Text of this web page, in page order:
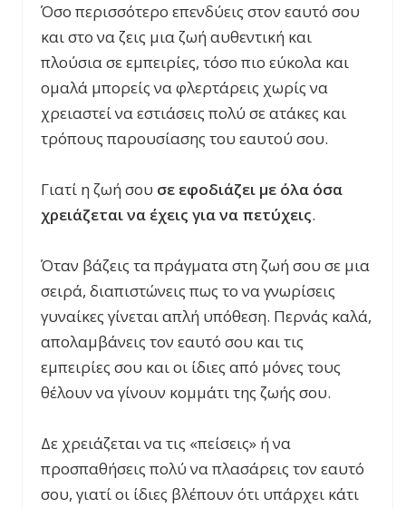
Όσο περισσότερο επενδύεις στον εαυτό σου
και στο να ζεις μια ζωή αυθεντική και
πλούσια σε εμπειρίες, τόσο πιο εύκολα και
ομαλά μπορείς να φλερτάρεις χωρίς να
χρειαστεί να εστιάσεις πολύ σε ατάκες και
τρόπους παρουσίασης του εαυτού σου.
Γιατί η ζωή σου σε εφοδιάζει με όλα όσα
χρειάζεται να έχεις για να πετύχεις.
Όταν βάζεις τα πράγματα στη ζωή σου σε μια
σειρά, διαπιστώνεις πως το να γνωρίσεις
γυναίκες γίνεται απλή υπόθεση. Περνάς καλά,
απολαμβάνεις τον εαυτό σου και τις
εμπειρίες σου και οι ίδιες από μόνες τους
θέλουν να γίνουν κομμάτι της ζωής σου.
Δε χρειάζεται να τις «πείσεις» ή να
προσπαθήσεις πολύ να πλασάρεις τον εαυτό
σου, γιατί οι ίδιες βλέπουν ότι υπάρχει κάτι